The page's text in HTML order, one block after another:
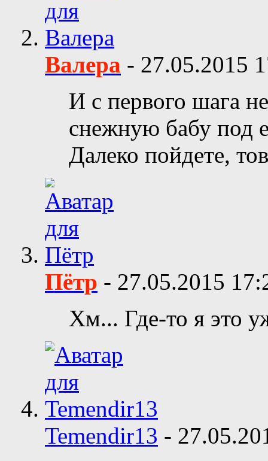
Валера - 27.05.2015
И с первого шага
снежную бабу под
Далеко пойдете,
Пётр - 27.05.2015
Хм... Где-то я это
Temendir13 -